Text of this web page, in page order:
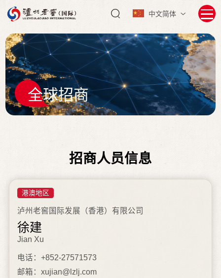
中文简体
全球招商
招商人员信息
港澳地区
泸州老窖国际发展（香港）有限公司
徐建
Jian Xu
电话：+852-27571573
邮箱：xujian@lzlj.com